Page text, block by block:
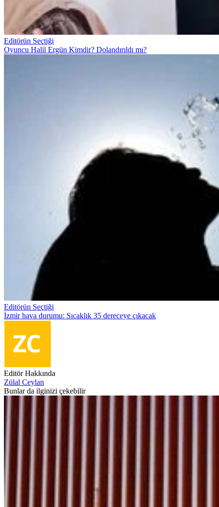
Editörün Seçtiği
Oyuncu Halil Ergün Kimdir? Dolandırıldı mı?
Editörün Seçtiği
İzmir hava durumu: Sıcaklık 35 dereceye çıkacak
Editör Hakkında
Zülal Ceylan
Bunlar da ilginizi çekebilir